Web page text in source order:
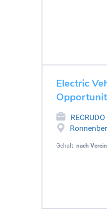
Electric
Gehalt: nach